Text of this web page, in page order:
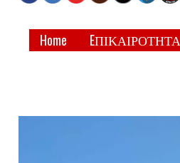
Home EΠΙΚΑΙΡΟΤΗΤΑ